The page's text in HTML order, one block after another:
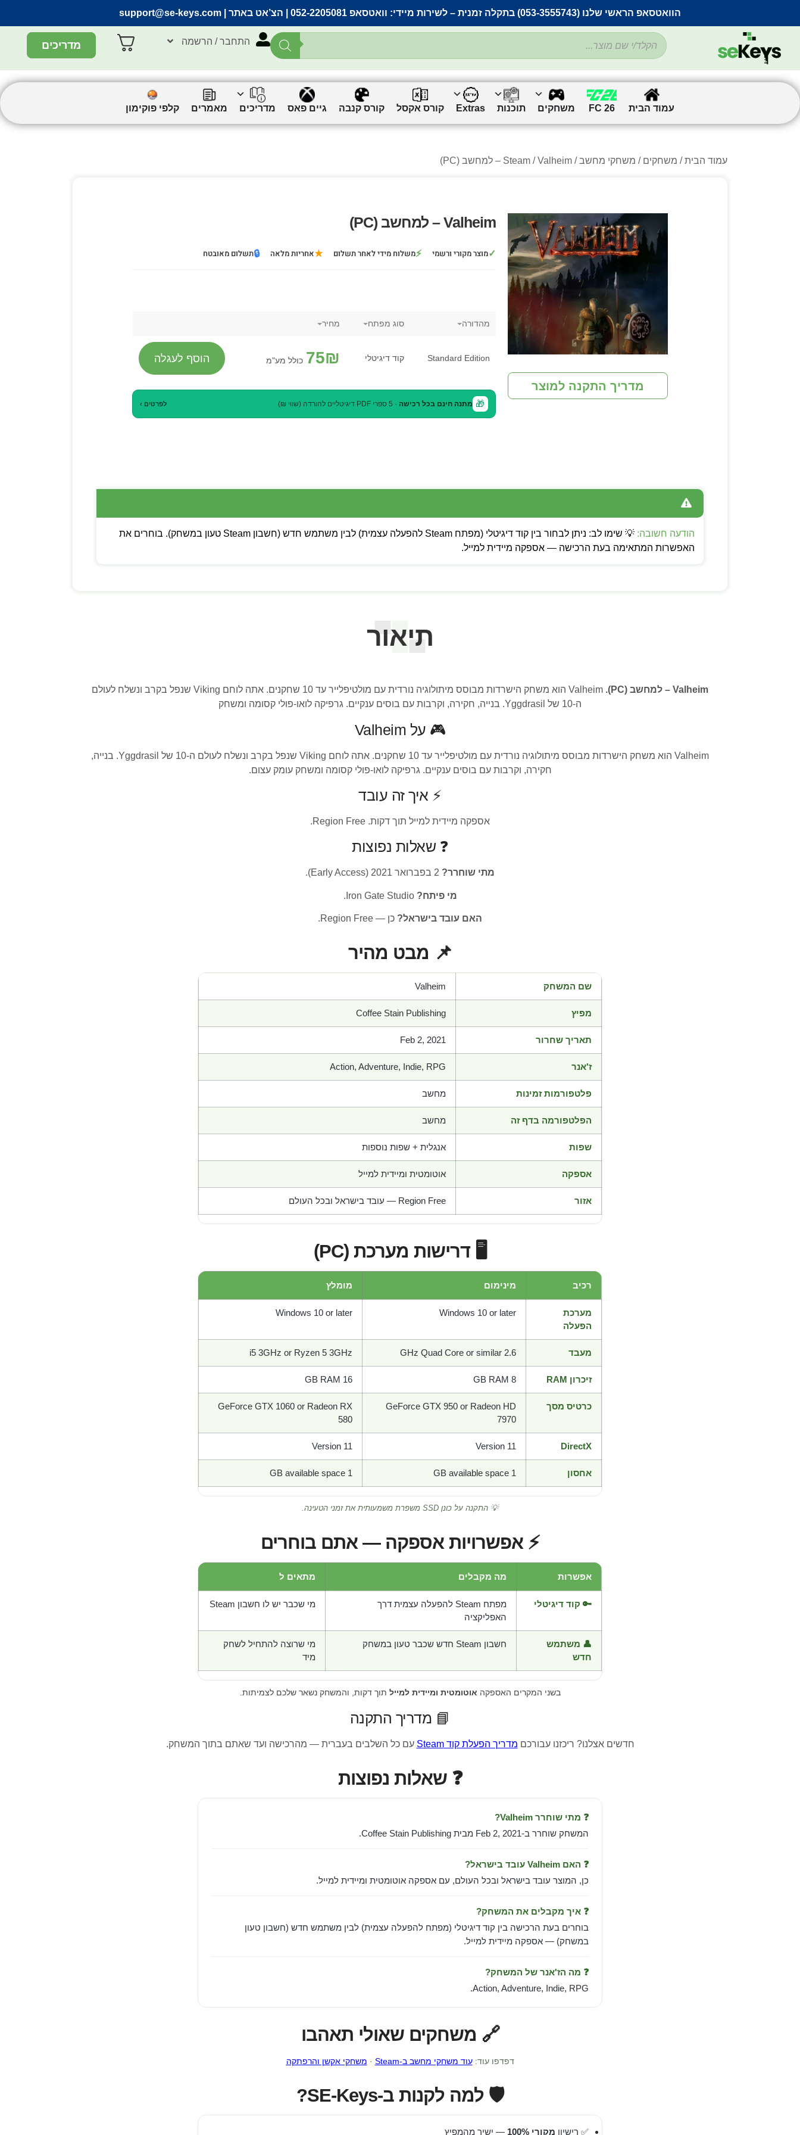
הוואטסאפ הראשי שלנו (053-3555743) בתקלה זמנית – לשירות מיידי: וואטסאפ 052-2205081 | הצ’אט באתר | support@se-keys.com
התחבר / הרשמה מדריכים
עמוד הבית FC 26 משחקים תוכנות Extras קורס אקסל קורס קנבה גיים פאס מדריכים מאמרים קלפי פוקימון
עמוד הבית/ משחקים / משחקי מחשב /
Steam / Valheim – למחשב (PC)
מדריך התקנה למוצר
Valheim – למחשב (PC)
✓מוצר מקורי ורשמי ⚡משלוח מידי לאחר תשלום ★אחריות מלאה 🔒תשלום מאובטח
מהדורה סוג מפתח מחיר
Standard Edition קוד דיגיטלי 75₪ כולל מע"מ הוסף לעגלה
🎁 מתנה חינם בכל רכישה · 5 ספרי PDF דיגיטליים להורדה (שווי ₪) לפרטים ›
הודעה חשובה:
💡 שימו לב: ניתן לבחור בין קוד דיגיטלי (מפתח Steam להפעלה עצמית) לבין משתמש חדש (חשבון Steam טעון במשחק). בוחרים את
האפשרות המתאימה בעת הרכישה — אספקה מיידית למייל.
תיאור
Valheim – למחשב (PC).
Valheim הוא משחק הישרדות מבוסס מיתולוגיה נורדית עם מולטיפלייר עד 10 שחקנים. אתה לוחם Viking שנפל בקרב ונשלח לעולם
ה-10 של Yggdrasil. בנייה, חקירה, וקרבות עם בוסים ענקיים. גרפיקה לואו-פולי קסומה ומשחק
🎮 על Valheim
Valheim הוא משחק הישרדות מבוסס מיתולוגיה נורדית עם מולטיפלייר עד 10 שחקנים. אתה לוחם Viking שנפל בקרב ונשלח לעולם ה-10 של Yggdrasil. בנייה,
חקירה, וקרבות עם בוסים ענקיים. גרפיקה לואו-פולי קסומה ומשחק עומק עצום.
⚡ איך זה עובד
אספקה מיידית למייל תוך דקות. Region Free.
❓ שאלות נפוצות
מתי שוחרר?
מי פיתח? Iron Gate Studio.
האם עובד בישראל? כן — Region Free.
📌 מבט מהיר
שם המשחק Valheim
מפיץ Coffee Stain Publishing
תאריך שחרור Feb 2, 2021
ז'אנר Action, Adventure, Indie, RPG
פלטפורמות זמינות מחשב
הפלטפורמה בדף זה מחשב
שפות אנגלית + שפות נוספות
אספקה אוטומטית ומיידית למייל
אזור Region Free — עובד בישראל ובכל העולם
🖥️ דרישות מערכת (PC)
רכיב מינימום מומלץ
מערכת
הפעלה
Windows 10 or later
Windows 10 or later
מעבד 2.6 GHz Quad Core or similar
i5 3GHz or Ryzen 5 3GHz
זיכרון RAM 8 GB RAM
16 GB RAM
כרטיס מסך
GeForce GTX 950 or Radeon HD
7970
GeForce GTX 1060 or Radeon RX
580
DirectX
Version 11
Version 11
אחסון 1 GB available space
1 GB available space
💡 התקנה על כונן SSD משפרת משמעותית את זמני הטעינה.
⚡ אפשרויות אספקה — אתם בוחרים
אפשרות מה מקבלים מתאים ל
🔑 קוד דיגיטלי
מפתח Steam להפעלה עצמית דרך
האפליקציה
מי שכבר יש לו חשבון Steam
👤 משתמש
חדש
חשבון Steam חדש שכבר טעון במשחק
מי שרוצה להתחיל לשחק
מיד
בשני המקרים האספקה אוטומטית ומיידית למייל תוך דקות, והמשחק נשאר שלכם לצמיתות.
📘 מדריך התקנה
חדשים אצלנו? ריכזנו עבורכם מדריך הפעלת קוד Steam עם כל השלבים בעברית — מהרכישה ועד שאתם בתוך המשחק.
❓ שאלות נפוצות
❓ מתי שוחרר Valheim?
המשחק שוחרר ב-Feb 2, 2021 מבית Coffee Stain Publishing.
❓ האם Valheim עובד בישראל?
כן, המוצר עובד בישראל ובכל העולם, עם אספקה אוטומטית ומיידית למייל.
❓ איך מקבלים את המשחק?
בוחרים בעת הרכישה בין קוד דיגיטלי (מפתח להפעלה עצמית) לבין משתמש חדש (חשבון טעון
במשחק) — אספקה מיידית למייל.
❓ מה הז'אנר של המשחק?
Action, Adventure, Indie, RPG.
🔗 משחקים שאולי תאהבו
דפדפו עוד:עוד משחקי מחשב ב-Steam · משחקי אקשן והרפתקה
🛡️ למה לקנות ב-SE-Keys?
✅ רישיון מקורי 100% — ישיר מהמפיץ